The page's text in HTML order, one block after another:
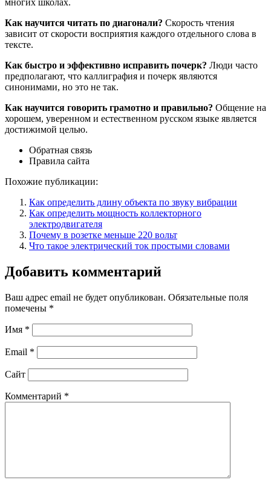
многих школах.
Как научится читать по диагонали? Скорость чтения
зависит от скорости восприятия каждого отдельного слова в
тексте.
Как быстро и эффективно исправить почерк? Люди часто
предполагают, что каллиграфия и почерк являются
синонимами, но это не так.
Как научится говорить грамотно и правильно? Общение на
хорошем, уверенном и естественном русском языке является
достижимой целью.
Обратная связь
Правила сайта
Похожие публикации:
Как определить длину объекта по звуку вибрации
Как определить мощность коллекторного
электродвигателя
Почему в розетке меньше 220 вольт
Что такое электрический ток простыми словами
Добавить комментарий
Ваш адрес email не будет опубликован. Обязательные поля
помечены *
Имя *
Email *
Сайт
Комментарий *